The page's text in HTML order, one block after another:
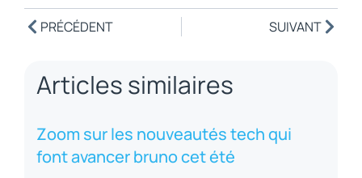
Articles similaires
Zoom sur les nouveautés tech qui
font avancer bruno cet été
PRÉCÉDENT SUIVANT